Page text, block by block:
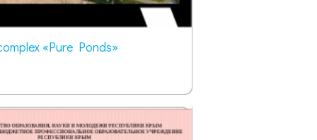
«Pure Ponds»